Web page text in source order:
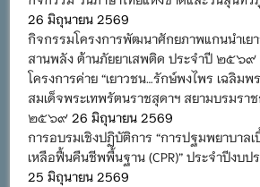
26 มิถุนายน 2569
กิจกรรมโครงการพัฒนาศักยภาพแกนนำเย
สานพลัง ต้านภัยยาเสพติด ประจำปี ๒๕๖๙
โครงการค่าย “เยาวชน…รักษ์พงไพร เฉลิม
สมเด็จพระเทพรัตนราชสุดาฯ สยามบรมรา
๒๕๖๙ 26 มิถุนายน 2569
การอบรมเชิงปฏิบัติการ “การปฐมพยาบาล
เหลือฟื้นคืนชีพพื้นฐาน (CPR)” ประจำปีง
25 มิถุนายน 2569